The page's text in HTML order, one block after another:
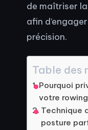
de maîtriser
afin
précision.
Table des
Pourquoi
votre
Technique
posture